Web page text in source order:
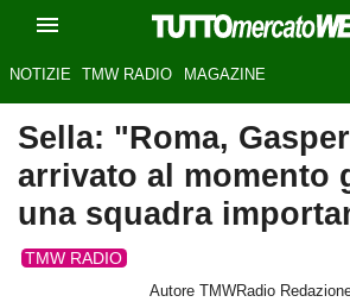
NOTIZIE TMW RADIO MAGAZINE
Sella: "Roma,
arrivato al momento
una squadra
TMW RADIO
Autore TMWRadio